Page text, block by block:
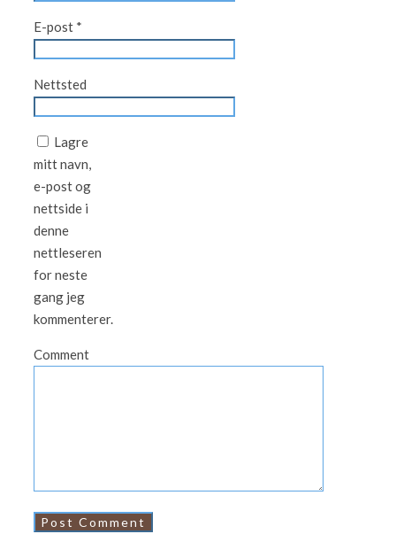
E-post *
Nettsted
Lagre
mitt navn,
e-post og
nettside i
denne
nettleseren
for neste
gang jeg
kommenterer.
Comment